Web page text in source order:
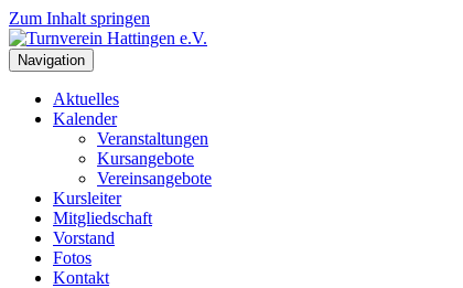
Zum Inhalt springen
Navigation
Aktuelles
Kalender
Veranstaltungen
Kursangebote
Vereinsangebote
Kursleiter
Mitgliedschaft
Vorstand
Fotos
Kontakt